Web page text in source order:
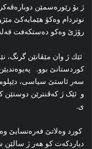
ژ بۆ رێوره‌سمێن
نوتردام وەکۆ هێمایەکێ
رۆژێ وەکو دەستکەفت
ئێك ژ وان مێڤانێن گرنگ،
كوردستانێ بوو.
سەر ئاستێ سیاسی،
و ئێک ژ کەڤنترێن دوستێن
ی.
کورد وەلاتێ فەرەنسایێ
دیاردکەت کو هەر ژ